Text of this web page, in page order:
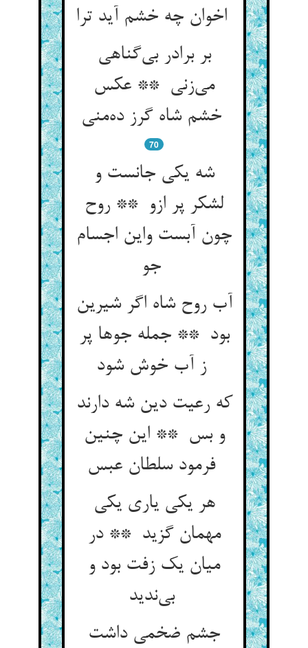
بر برادر بی‌گناهی
می‌زنی ** عکس
70
شه یکی جانست و
لشکر پر ازو ** روح
چون آبست واین اجسام
آب روح شاه اگر شیرین
بود ** جمله جوها پر
که رعیت دین شه دارند
و بس ** این چنین
فرمود سلطان عبس
هر یکی یاری یکی
مهمان گزید ** در
میان یک زفت بود و
بی‌ندید
جشم ضخمی داشت